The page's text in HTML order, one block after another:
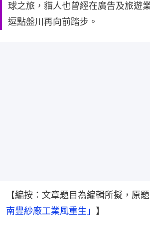
球之旅，貓人也曾經在廣告及旅遊
逗點盤川再向前踏步。
【編按：文章題目為編輯所擬，原
南豐紗廠工業風重生」 ​】